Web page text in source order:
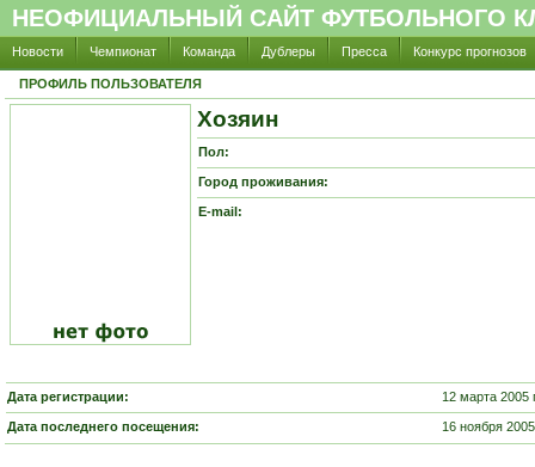
НЕОФИЦИАЛЬНЫЙ САЙТ ФУТБОЛЬНОГО
Новости Чемпионат Команда Дублеры Пресса Конкурс прогнозов
ПРОФИЛЬ ПОЛЬЗОВАТЕЛЯ
Хозяин
Пол:
Город проживания:
E-mail:
Дата регистрации: 12 марта 2005
Дата последнего посещения: 16 ноября